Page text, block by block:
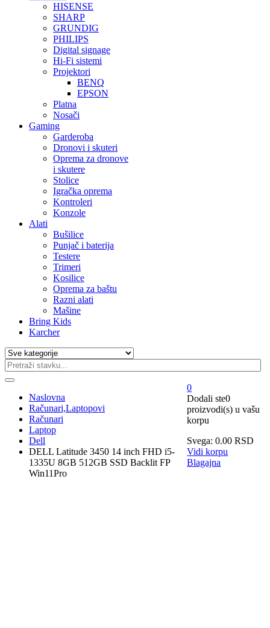
HISENSE
SHARP
GRUNDIG
PHILIPS
Digital signage
Hi-Fi sistemi
Projektori
BENQ
EPSON
Platna
Nosači
Gaming
Garderoba
Dronovi i skuteri
Oprema za dronove
i skutere
Stolice
Igračka oprema
Kontroleri
Konzole
Alati
Bušilice
Punjač i baterija
Testere
Trimeri
Kosilice
Oprema za baštu
Razni alati
Mašine
Bring Kids
Karcher
0
Dodali ste0
proizvodi(s) u vašu
korpu
Svega: 0.00RSD
Vidi korpu
Blagajna
Naslovna
Računari,Laptopovi
Računari
Laptop
Dell
DELL Latitude 3450 14 inch FHD i5-
1335U 8GB 512GB SSD Backlit FP
Win11Pro